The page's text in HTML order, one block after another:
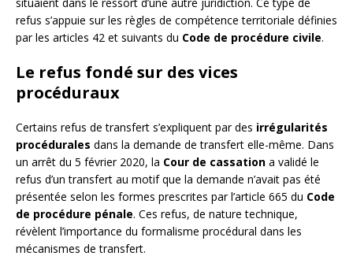
refus s’appuie sur les règles de compétence territoriale définies
par les articles 42 et suivants du Code de procédure civile.
Le refus fondé sur des vices
procéduraux
Certains refus de transfert s’expliquent par des irrégularités
procédurales dans la demande de transfert elle-même. Dans
un arrêt du 5 février 2020, la Cour de cassation a validé le
refus d’un transfert au motif que la demande n’avait pas été
présentée selon les formes prescrites par l’article 665 du Code
de procédure pénale. Ces refus, de nature technique,
révèlent l’importance du formalisme procédural dans les
mécanismes de transfert.